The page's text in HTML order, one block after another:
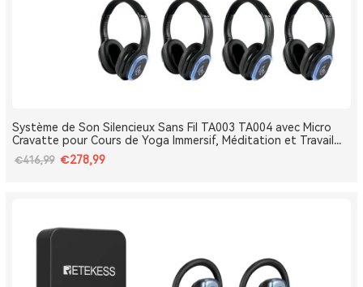
Système de Son Silencieux Sans Fil TA003 TA004 avec Micro
Cravatte pour Cours de Yoga Immersif, Méditation et Travail
Respiratoire
€416,99 €278,99